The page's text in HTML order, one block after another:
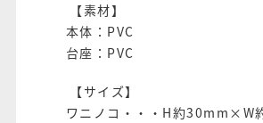
【素材】
本体：PVC
台座：PVC
【サイズ】
ワニノコ・・・H約30mm×W